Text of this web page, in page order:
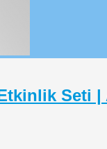
Seti |